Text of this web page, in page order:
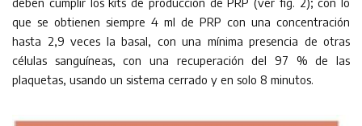
que se obtienen siempre 4 ml de PRP con una concentración
hasta 2,9 veces la basal, con una mínima presencia de otras
células sanguíneas, con una recuperación del 97 % de las
plaquetas, usando un sistema cerrado y en solo 8 minutos.